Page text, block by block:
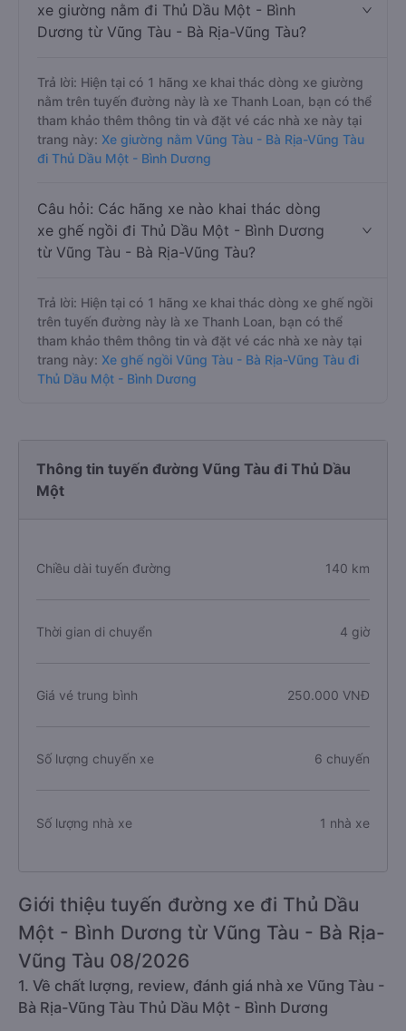
xe giường nằm đi Thủ Dầu Một - Bình
Dương từ Vũng Tàu - Bà Rịa-Vũng Tàu?
Trả lời: Hiện tại có 1 hãng xe khai thác dòng xe giường
nằm trên tuyến đường này là xe Thanh Loan, bạn có thể
tham khảo thêm thông tin và đặt vé các nhà xe này tại
trang này: Xe giường nằm Vũng Tàu - Bà Rịa-Vũng Tàu
đi Thủ Dầu Một - Bình Dương
Câu hỏi: Các hãng xe nào khai thác dòng
xe ghế ngồi đi Thủ Dầu Một - Bình Dương
từ Vũng Tàu - Bà Rịa-Vũng Tàu?
Trả lời: Hiện tại có 1 hãng xe khai thác dòng xe ghế ngồi
trên tuyến đường này là xe Thanh Loan, bạn có thể
tham khảo thêm thông tin và đặt vé các nhà xe này tại
trang này: Xe ghế ngồi Vũng Tàu - Bà Rịa-Vũng Tàu đi
Thủ Dầu Một - Bình Dương
Thông tin tuyến đường Vũng Tàu đi Thủ Dầu
Một
Chiều dài tuyến đường 140 km
Thời gian di chuyển 4 giờ
Giá vé trung bình 250.000 VNĐ
Số lượng chuyến xe 6 chuyến
Số lượng nhà xe 1 nhà xe
Giới thiệu tuyến đường xe đi Thủ Dầu
Một - Bình Dương từ Vũng Tàu - Bà Rịa-
Vũng Tàu 08/2026
1. Về chất lượng, review, đánh giá nhà xe Vũng Tàu -
Bà Rịa-Vũng Tàu Thủ Dầu Một - Bình Dương